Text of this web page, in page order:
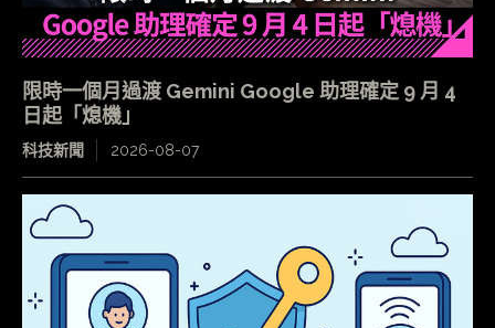
限時一個月過渡 Gemini Google 助理確定 9 月 4
日起「熄機」
科技新聞 2026-08-07